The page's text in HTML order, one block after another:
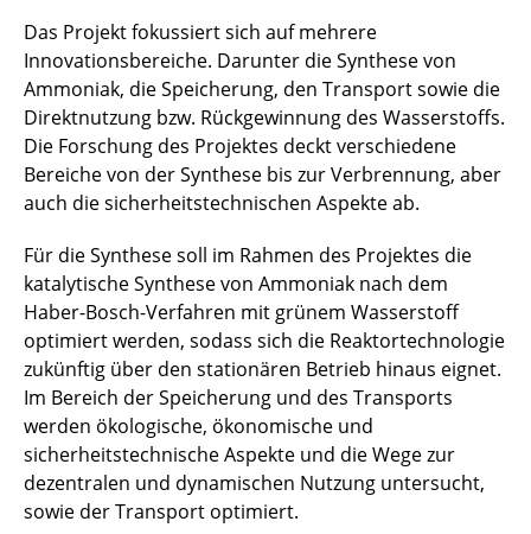
EPIFAN
FAME
Flybots
HGP2A
HyPe
iLCS
INDIGO
INFRa
InPAH
KONBREFF
Das Projekt fokussiert sich auf mehrere
Innovationsbereiche. Darunter die Synthese von
Ammoniak, die Speicherung, den Transport sowie die
Direktnutzung bzw. Rückgewinnung des Wasserstoffs.
Die Forschung des Projektes deckt verschiedene
Bereiche von der Synthese bis zur Verbrennung, aber
auch die sicherheitstechnischen Aspekte ab.
Für die Synthese soll im Rahmen des Projektes die
katalytische Synthese von Ammoniak nach dem
Haber-Bosch-Verfahren mit grünem Wasserstoff
optimiert werden, sodass sich die Reaktortechnologie
zukünftig über den stationären Betrieb hinaus eignet.
Im Bereich der Speicherung und des Transports
werden ökologische, ökonomische und
sicherheitstechnische Aspekte und die Wege zur
dezentralen und dynamischen Nutzung untersucht,
sowie der Transport optimiert.